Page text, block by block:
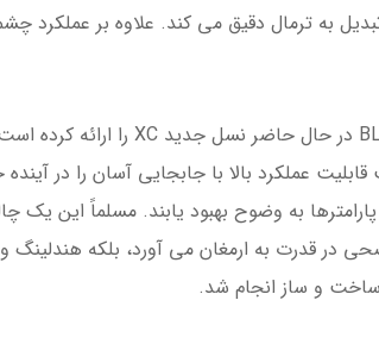
به ترمال دقیق می کند. علاوه بر عملکرد
عملکرد بالا با جابجایی آسان را در
در قدرت به ارمغان می آورد، بلکه
و ساز انجام شد.